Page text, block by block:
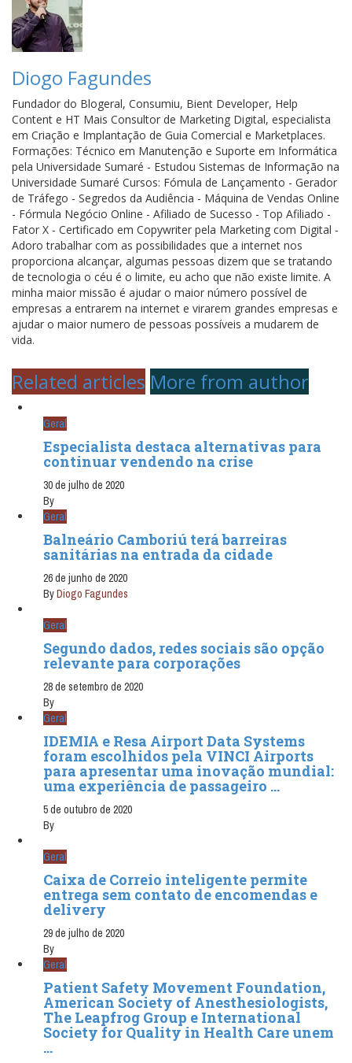
Diogo Fagundes
Fundador do Blogeral, Consumiu, Bient Developer, Help
Content e HT Mais Consultor de Marketing Digital, especialista
em Criação e Implantação de Guia Comercial e Marketplaces.
Formações: Técnico em Manutenção e Suporte em Informática
pela Universidade Sumaré - Estudou Sistemas de Informação na
Universidade Sumaré Cursos: Fómula de Lançamento - Gerador
de Tráfego - Segredos da Audiência - Máquina de Vendas Online
- Fórmula Negócio Online - Afiliado de Sucesso - Top Afiliado -
Fator X - Certificado em Copywriter pela Marketing com Digital -
Adoro trabalhar com as possibilidades que a internet nos
proporciona alcançar, algumas pessoas dizem que se tratando
de tecnologia o céu é o limite, eu acho que não existe limite. A
minha maior missão é ajudar o maior número possível de
empresas a entrarem na internet e virarem grandes empresas e
ajudar o maior numero de pessoas possíveis a mudarem de
vida.
Related articles More from author
Geral
Especialista destaca alternativas para
continuar vendendo na crise
30 de julho de 2020
By
Geral
Balneário Camboriú terá barreiras
sanitárias na entrada da cidade
26 de junho de 2020
ByDiogo Fagundes
Geral
Segundo dados, redes sociais são opção
relevante para corporações
28 de setembro de 2020
By
Geral
IDEMIA e Resa Airport Data Systems
foram escolhidos pela VINCI Airports
para apresentar uma inovação mundial:
uma experiência de passageiro ...
5 de outubro de 2020
By
Geral
Caixa de Correio inteligente permite
entrega sem contato de encomendas e
delivery
29 de julho de 2020
By
Geral
Patient Safety Movement Foundation,
American Society of Anesthesiologists,
The Leapfrog Group e International
Society for Quality in Health Care unem
...